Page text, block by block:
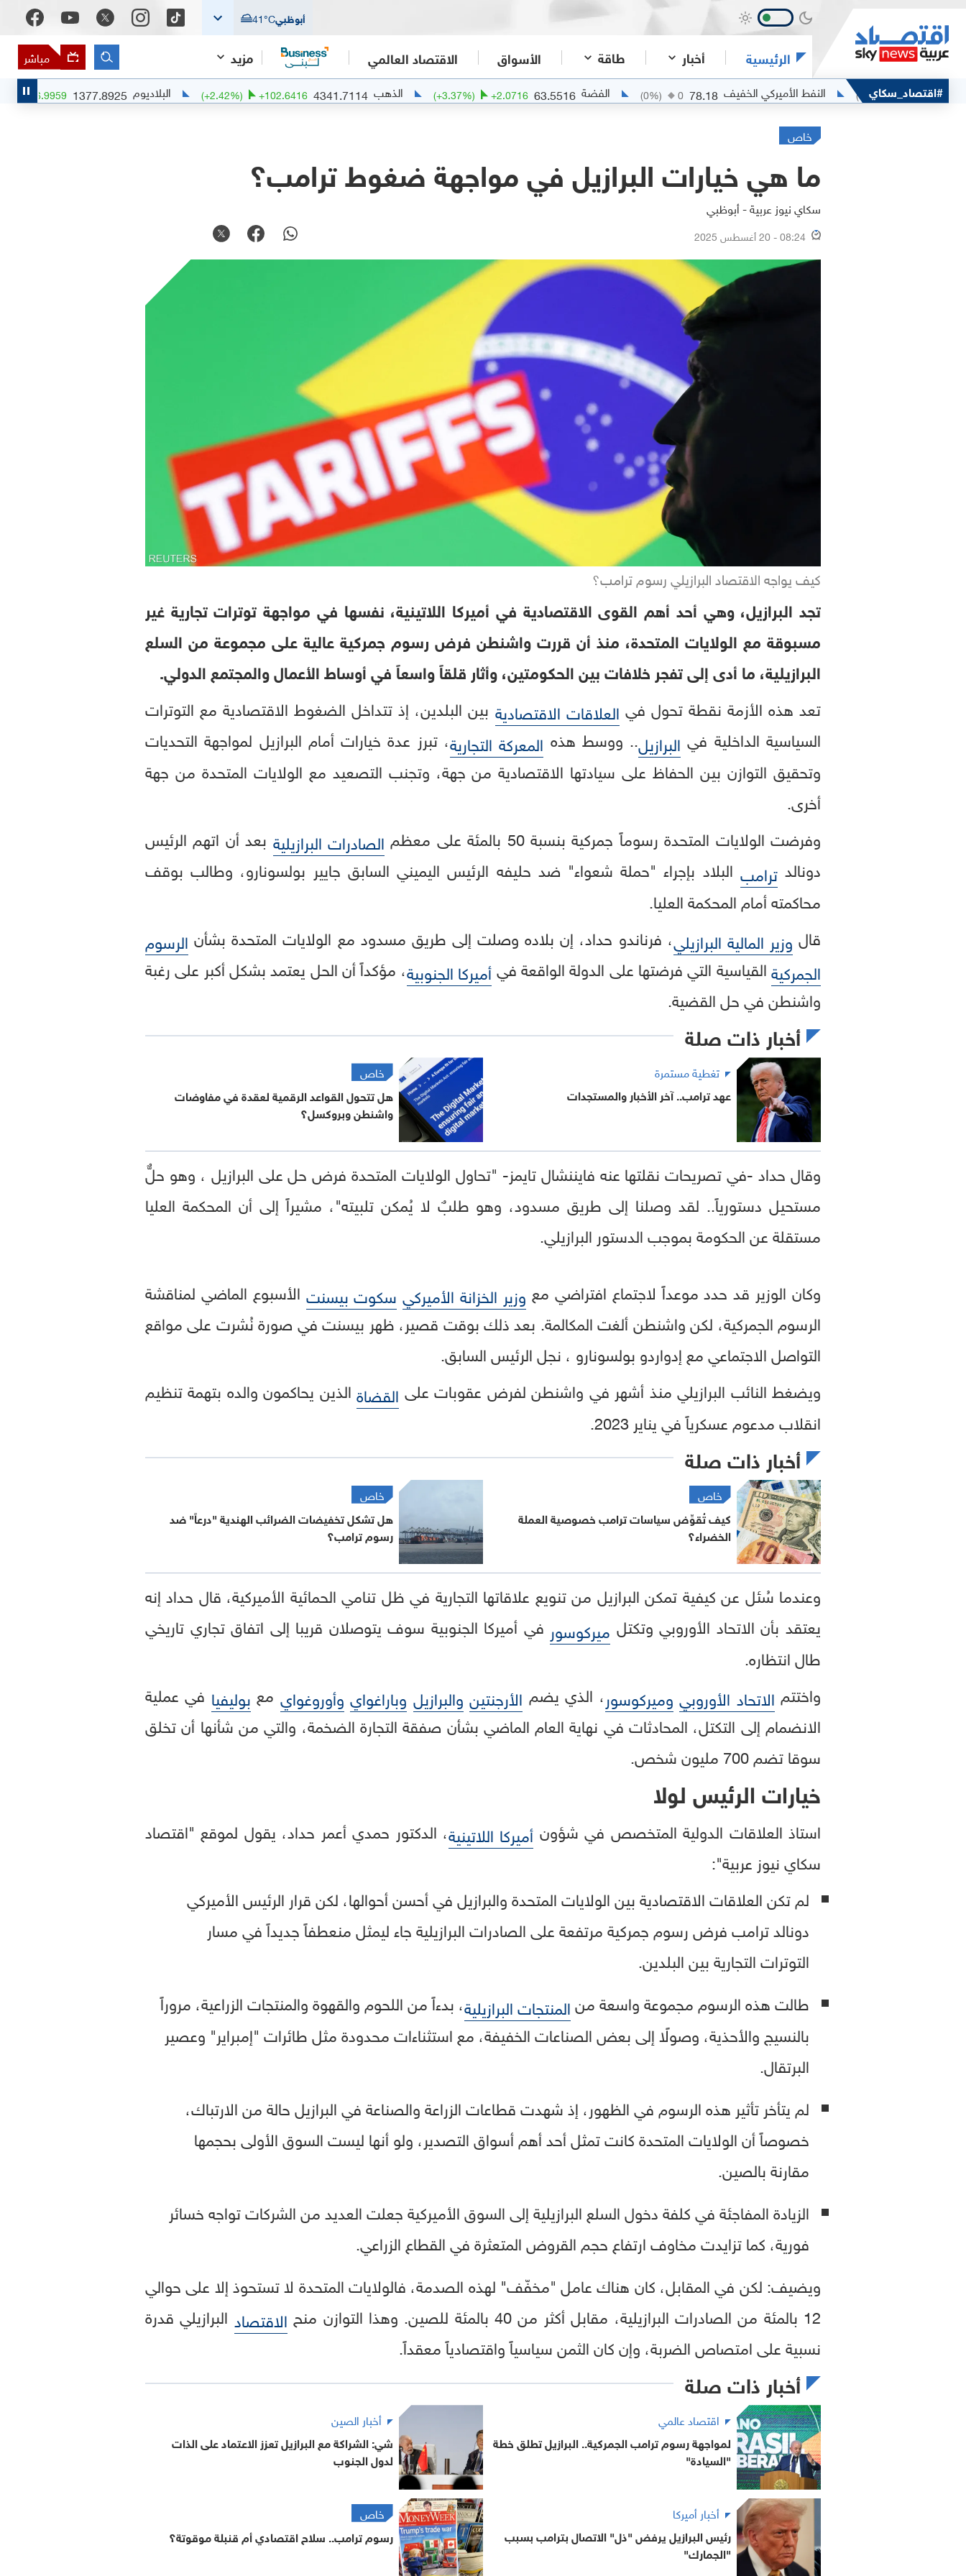
أبوظبي 41°C
الرئيسية أخبار طاقة الأسواق الاقتصاد العالمي مزيد مباشر
#اقتصاد_سكاي
(0%) النفط الأميركي الخفيف 78.18
0
(0%) الفضة 63.5516
+2.0716
(+3.37%) الذهب 4341.7114
+102.6416
(+2.42%) البلاديوم 1377.8925
+6.9959
(+ 0.51%)
خاص
ما هي خيارات البرازيل في مواجهة ضغوط ترامب؟
سكاي نيوز عربية - أبوظبي
08:24 - 20 أغسطس 2025
كيف يواجه الاقتصاد البرازيلي رسوم ترامب؟
تجد البرازيل، وهي أحد أهم القوى الاقتصادية في أميركا اللاتينية، نفسها في مواجهة توترات تجارية غير
مسبوقة مع الولايات المتحدة، منذ أن قررت واشنطن فرض رسوم جمركية عالية على مجموعة من السلع
البرازيلية، ما أدى إلى تفجر خلافات بين الحكومتين، وأثار قلقاً واسعاً في أوساط الأعمال والمجتمع الدولي.
تعد هذه الأزمة نقطة تحول في العلاقات الاقتصادية بين البلدين، إذ تتداخل الضغوط الاقتصادية مع التوترات
السياسية الداخلية في البرازيل.. ووسط هذه المعركة التجارية، تبرز عدة خيارات أمام البرازيل لمواجهة التحديات
وتحقيق التوازن بين الحفاظ على سيادتها الاقتصادية من جهة، وتجنب التصعيد مع الولايات المتحدة من جهة
أخرى.
وفرضت الولايات المتحدة رسوماً جمركية بنسبة 50 بالمئة على معظم
الصادرات البرازيلية بعد أن اتهم الرئيس
دونالدترامب البلاد بإجراء "حملة شعواء" ضد حليفه الرئيس اليميني السابق جايير بولسونارو، وطالب بوقف
محاكمته أمام المحكمة العليا.
قال وزير المالية البرازيلي، فرناندو حداد، إن بلاده وصلت إلى طريق مسدود مع الولايات المتحدة بشأن الرسوم
الجمركيةالقياسية التي فرضتها على الدولة الواقعة فيأميركا الجنوبية، مؤكداً أن الحل يعتمد بشكل أكبر على رغبة
واشنطن في حل القضية.
أخبار ذات صلة
تغطية مستمرة
عهد ترامب.. آخر الأخبار والمستجدات
خاص
هل تتحول القواعد الرقمية لعقدة في مفاوضات
واشنطن وبروكسل؟
وقال حداد -في تصريحات نقلتها عنه فايننشال تايمز- "تحاول الولايات المتحدة فرض حل على البرازيل ، وهو حلٌّ
مستحيل دستورياً.. لقد وصلنا إلى طريق مسدود، وهو طلبٌ لا يُمكن تلبيته"، مشيراً إلى أن المحكمة العليا
مستقلة عن الحكومة بموجب الدستور البرازيلي.
وكان الوزير قد حدد موعداً لاجتماع افتراضي مع وزير الخزانة الأميركي سكوت بيسنت الأسبوع الماضي لمناقشة
الرسوم الجمركية، لكن واشنطن ألغت المكالمة. بعد ذلك بوقت قصير، ظهر بيسنت في صورة نُشرت على مواقع
التواصل الاجتماعي مع إدواردو بولسونارو ، نجل الرئيس السابق.
ويضغط النائب البرازيلي منذ أشهر في واشنطن لفرض عقوبات على القضاةالذين يحاكمون والده بتهمة تنظيم
انقلاب مدعوم عسكرياً في يناير 2023.
أخبار ذات صلة
خاص
كيف تُقوِّض سياسات ترامب خصوصية العملة
الخضراء؟
خاص
هل تشكل تخفيضات الضرائب الهندية "درعاً" ضد
رسوم ترامب؟
وعندما سُئل عن كيفية تمكن البرازيل من تنويع علاقاتها التجارية في ظل تنامي الحمائية الأميركية، قال حداد إنه
يعتقد بأن الاتحاد الأوروبي وتكتل ميركوسور في أميركا الجنوبية سوف يتوصلان قريبا إلى اتفاق تجاري تاريخي
طال انتظاره.
واختتم الاتحاد الأوروبي وميركوسور، الذي يضم الأرجنتين والبرازيل وباراغواي وأوروغواي مع بوليفيا في عملية
الانضمام إلى التكتل، المحادثات في نهاية العام الماضي بشأن صفقة التجارة الضخمة، والتي من شأنها أن تخلق
سوقا تضم 700 مليون شخص.
خيارات الرئيس لولا
استاذ العلاقات الدولية المتخصص في شؤون أميركا اللاتينية، الدكتور حمدي أعمر حداد، يقول لموقع "اقتصاد
سكاي نيوز عربية":
لم تكن العلاقات الاقتصادية بين الولايات المتحدة والبرازيل في أحسن أحوالها، لكن قرار الرئيس الأميركي
دونالد ترامب فرض رسوم جمركية مرتفعة على الصادرات البرازيلية جاء ليمثل منعطفاً جديداً في مسار
التوترات التجارية بين البلدين.
طالت هذه الرسوم مجموعة واسعة منالمنتجات البرازيلية، بدءاً من اللحوم والقهوة والمنتجات الزراعية، مروراً
بالنسيج والأحذية، وصولًا إلى بعض الصناعات الخفيفة، مع استثناءات محدودة مثل طائرات "إمبراير" وعصير
البرتقال.
لم يتأخر تأثير هذه الرسوم في الظهور، إذ شهدت قطاعات الزراعة والصناعة في البرازيل حالة من الارتباك،
خصوصاً أن الولايات المتحدة كانت تمثل أحد أهم أسواق التصدير، ولو أنها ليست السوق الأولى بحجمها
مقارنة بالصين.
الزيادة المفاجئة في كلفة دخول السلع البرازيلية إلى السوق الأميركية جعلت العديد من الشركات تواجه خسائر
فورية، كما تزايدت مخاوف ارتفاع حجم القروض المتعثرة في القطاع الزراعي.
ويضيف: لكن في المقابل، كان هناك عامل "مخفّف" لهذه الصدمة، فالولايات المتحدة لا تستحوذ إلا على حوالي
12 بالمئة من الصادرات البرازيلية، مقابل أكثر من 40 بالمئة للصين. وهذا التوازن منح
الاقتصاد البرازيلي قدرة
نسبية على امتصاص الضربة، وإن كان الثمن سياسياً واقتصادياً معقداً.
أخبار ذات صلة
اقتصاد عالمي
لمواجهة رسوم ترامب الجمركية.. البرازيل تطلق خطة
"السيادة"
أخبار الصين
شي: الشراكة مع البرازيل تعزز الاعتماد على الذات
لدول الجنوب
أخبار أميركا
رئيس البرازيل يرفض "ذل" الاتصال بترامب بسبب
"الجمارك"
خاص
رسوم ترامب.. سلاح اقتصادي أم قنبلة موقوتة؟